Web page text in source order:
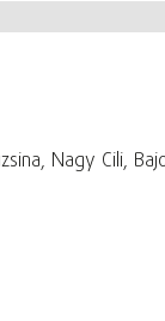
Nagy Cili,